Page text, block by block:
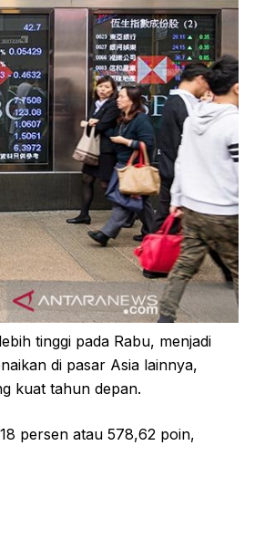
tinggi pada Rabu, menjadi
di pasar Asia lainnya,
kuat tahun depan.
persen atau 578,62 poin,